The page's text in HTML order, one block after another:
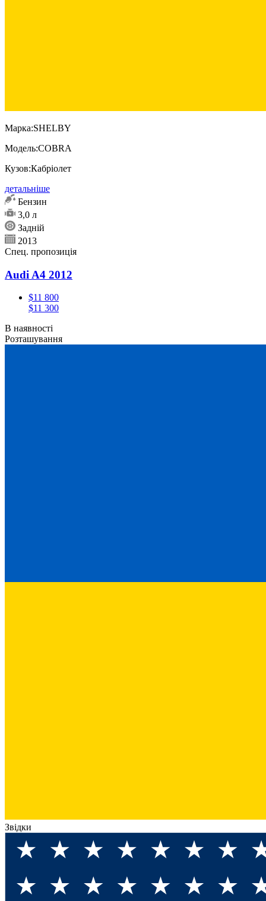
Марка:SHELBY
Модель:COBRA
Кузов:Кабріолет
детальніше
Бензин
3,0 л
Задній
2013
Спец. пропозиція
Audi A4 2012
$11 800
$11 300
В наявності
Розташування
Звідки